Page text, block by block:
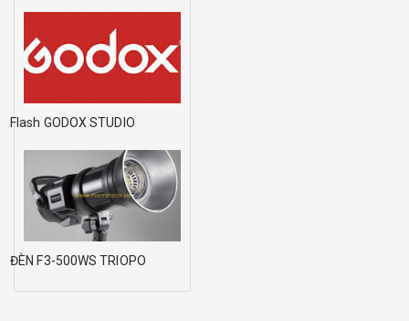
Flash GODOX STUDIO
ĐÈN F3-500WS TRIOPO